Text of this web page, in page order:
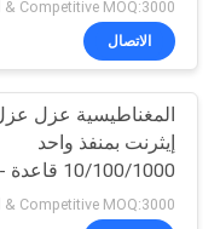
زاوية
RJ45
27
الاتصال
المغناطيسية عزل
إيثرنت بمنفذ واحد
10/100/1000 قاعدة - T